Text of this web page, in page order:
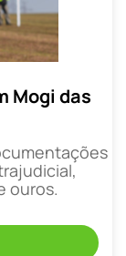
Mogi das
ouros.